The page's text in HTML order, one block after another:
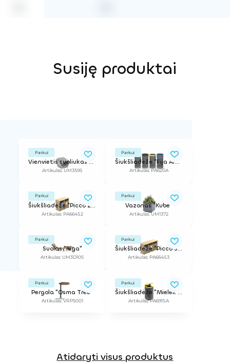
Susiję produktai
Parkui
Vienvietis suoliukas "Petrus"
Artikulas: UM359S
Parkui
Šiukšliadėžė "Fija Aro Selectif"
Artikulas: PA620A
Parkui
Šiukšliadėžė "Picco 2", rūšiavimui
Artikulas: PA664S2
Parkui
Vazonas "Kube"
Artikulas: UM1372
Parkui
Suolas "Riga"
Artikulas: UM3D105
Parkui
Šiukšliadėžė "Picco 3" (rūšiavimui)
Artikulas: PA664S3
Parkui
Pergola "Osma Tree"
Artikulas: VRP5001
Parkui
Šiukšliadėžė "Mielek T Selectif"
Artikulas: PA691SA
Atidaryti visus produktus